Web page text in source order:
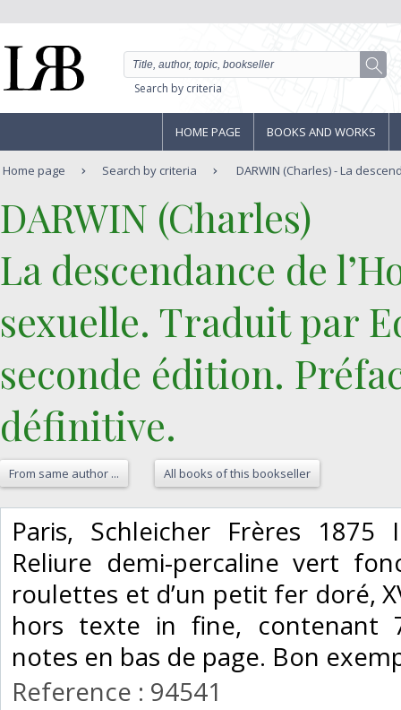
Search by criteria
HOME PAGE BOOKS AND WORKS
Home page Search by criteria DARWIN (Charles) - La
‎DARWIN (Charles)‎
‎La descendance de
sexuelle. Traduit par
seconde édition.
définitive. ‎
From same author ... All books of this bookseller
‎Paris, Schleicher Frères
Reliure demi-percaline vert
roulettes et d’un petit fer doré,
hors texte in fine, contenant
notes en bas de page. Bon
Reference : 94541